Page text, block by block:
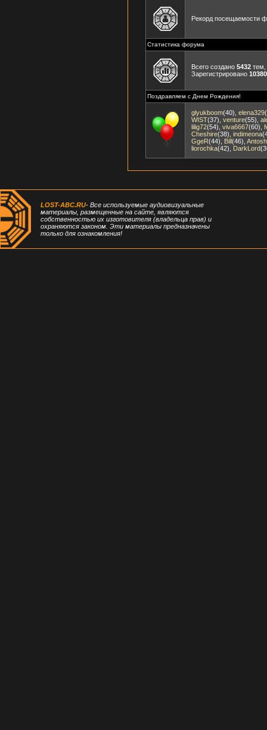
Рекорд посещаемости
Статистика форума
Всего создано 5432 тем,
Зарегистрировано
Поздравляем с Днем Рождения!
glyukboom(40) elena329
WIST(37) venture(55)
lilig72(54) viva6667(60)
Cheshire(38) indimeona
GgeR(44) Bill(46)
liorochka(42) DarkLord
LOST-ABC.RU- Все используемые аудиовизуальные
материалы, размещенные на сайте, являются
собственностью их изготовителя (владельца прав) и
охраняются законом. Эти материалы предназначены
только для ознакомления!